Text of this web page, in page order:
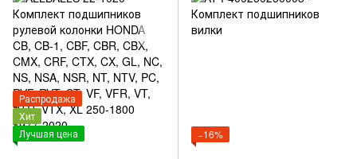
Распродажа
Хит
Лучшая цена
−16%